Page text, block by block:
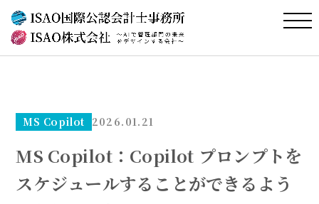
MS Copilot 2026.01.21
MS Copilot：Copilot プロンプトを
スケジュールすることができるよう